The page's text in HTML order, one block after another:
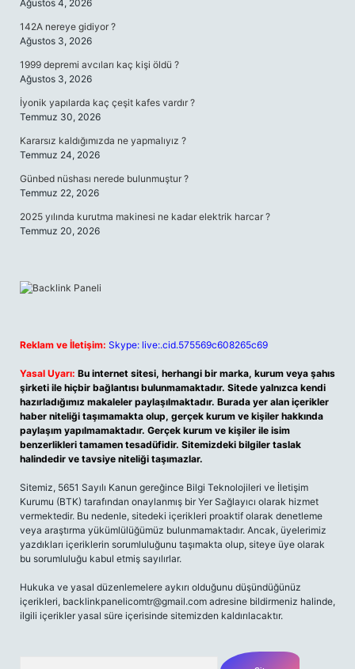
Ağustos 4, 2026
142A nereye gidiyor ?
Ağustos 3, 2026
1999 depremi avcıları kaç kişi öldü ?
Ağustos 3, 2026
İyonik yapılarda kaç çeşit kafes vardır ?
Temmuz 30, 2026
Kararsız kaldığımızda ne yapmalıyız ?
Temmuz 24, 2026
Günbed nüshası nerede bulunmuştur ?
Temmuz 22, 2026
2025 yılında kurutma makinesi ne kadar elektrik harcar ?
Temmuz 20, 2026
Reklam ve İletişim: Skype: live:.cid.575569c608265c69
Yasal Uyarı: Bu internet sitesi, herhangi bir marka, kurum veya şahıs
şirketi ile hiçbir bağlantısı bulunmamaktadır. Sitede yalnızca kendi
hazırladığımız makaleler paylaşılmaktadır. Burada yer alan içerikler
haber niteliği taşımamakta olup, gerçek kurum ve kişiler hakkında
paylaşım yapılmamaktadır. Gerçek kurum ve kişiler ile isim
benzerlikleri tamamen tesadüfidir. Sitemizdeki bilgiler taslak
halindedir ve tavsiye niteliği taşımazlar.
Sitemiz, 5651 Sayılı Kanun gereğince Bilgi Teknolojileri ve İletişim
Kurumu (BTK) tarafından onaylanmış bir Yer Sağlayıcı olarak hizmet
vermektedir. Bu nedenle, sitedeki içerikleri proaktif olarak denetleme
veya araştırma yükümlülüğümüz bulunmamaktadır. Ancak, üyelerimiz
yazdıkları içeriklerin sorumluluğunu taşımakta olup, siteye üye olarak
bu sorumluluğu kabul etmiş sayılırlar.
Hukuka ve yasal düzenlemelere aykırı olduğunu düşündüğünüz
içerikleri, backlinkpanelicomtr@gmail.com adresine bildirmeniz halinde,
ilgili içerikler yasal süre içerisinde sitemizden kaldırılacaktır.